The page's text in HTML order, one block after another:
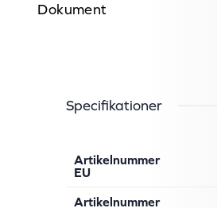
Dokument
Specifikationer
Artikelnummer
EU
Artikelnummer